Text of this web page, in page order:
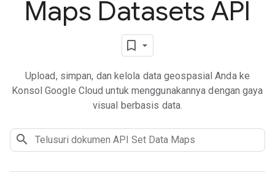
Maps Datasets API
Upload, simpan, dan kelola data geospasial Anda ke
Konsol Google Cloud untuk menggunakannya dengan gaya
visual berbasis data.